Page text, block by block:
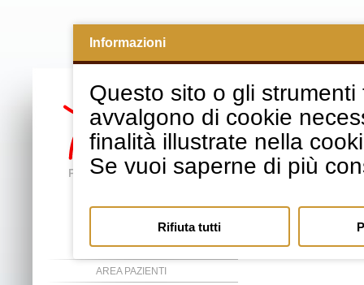
ASSOCIAZIONE
AREA PAZIENTI
News
Informazioni
Questo sito o gli
avvalgono di cookie
finalità illustrate nella
Se vuoi saperne di più
Rifiuta tutti